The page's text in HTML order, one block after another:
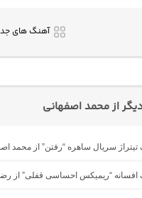
آهنگ های
از محمد اصفهانی
تیتراژ سریال ساهره “رفتن” از محمد
افسانه “ریمیکس احساسی قفلی” از